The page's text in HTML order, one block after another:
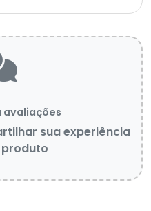
avaliações
sua experiência